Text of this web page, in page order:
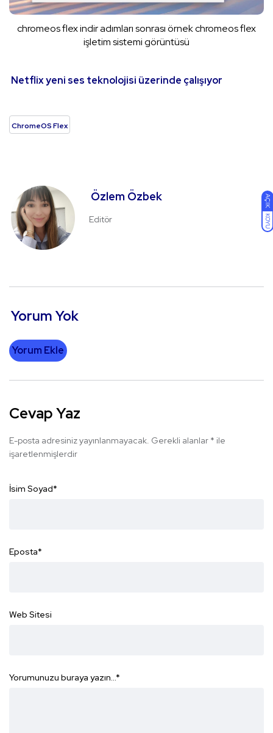
AÇIK
KOYU
chromeos flex indir adımları sonrası örnek chromeos flex
işletim sistemi görüntüsü
Netflix yeni ses teknolojisi üzerinde çalışıyor
ChromeOS Flex
Özlem Özbek
Editör
Yorum Yok
Yorum Ekle
Cevap Yaz
E-posta adresiniz yayınlanmayacak. Gerekli alanlar * ile
işaretlenmişlerdir
İsim Soyad*
Eposta*
Web Sitesi
Yorumunuzu buraya yazın...*